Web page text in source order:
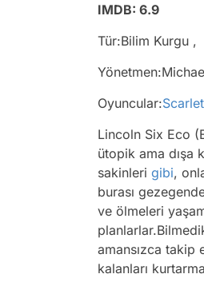
IMDB: 6.9
Tür:Bilim Kurgu
Oyuncular:
Lincoln Six Eco
ütopik ama dışa
sakinleri gibi,
burası
ve ölmeleri
amansızca takip
kalanları